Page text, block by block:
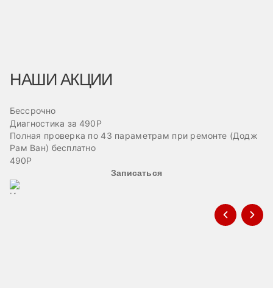
НАШИ АКЦИИ
Бессрочно
Диагностика за 490Р
Полная проверка по 43 параметрам при ремонте (Додж
Рам Ван) бесплатно
490Р
Записаться